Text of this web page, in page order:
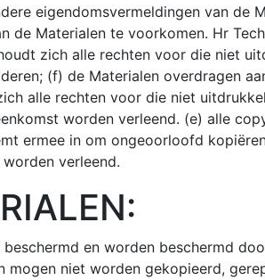
eigendomsvermeldingen van de
de Materialen te voorkomen. Hr
zich alle rechten voor die niet
(f) de Materialen overdragen
alle rechten voor die niet
worden verleend. (e) alle
ermee in om ongeoorloofd
verleend.
en worden beschermd
mogen niet worden gekopieerd,